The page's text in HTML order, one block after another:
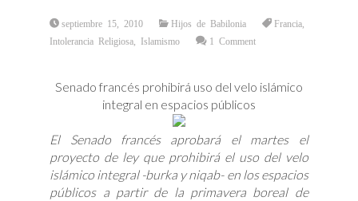
septiembre 15, 2010 Hijos de Babilonia Francia
Intolerancia Religiosa
Islamismo 1 Comment
Senado francés prohibirá uso del velo islámico
integral en espacios públicos
El Senado francés aprobará el martes el
proyecto de ley que prohibirá el uso del velo
islámico integral -burka y niqab- en los espacios
públicos a partir de la primavera boreal de